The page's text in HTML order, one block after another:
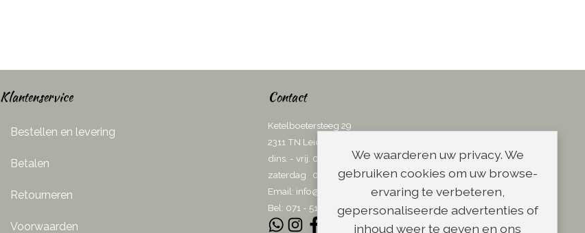
Klantenservice
Bestellen en levering
Betalen
Retourneren
Voorwaarden
Contact
Ketelboetersteeg 29
2311 TN Leiden
dins. - vrij. 08.00 - 17.00 uur
zaterdag 08.00 - 13.00 uur
Email: info@scheerwinkel.nl
Bel: 071 - 5128188
We waarderen uw privacy. We
gebruiken cookies om uw browse-
ervaring te verbeteren,
gepersonaliseerde advertenties of
inhoud weer te geven en ons